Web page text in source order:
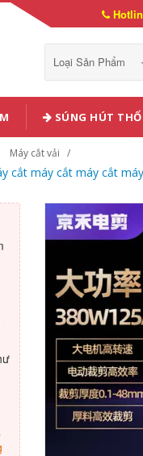
Loại Sản Phẩm
SÚNG HÚT
Máy cắt vải
cắt máy cắt máy cắt